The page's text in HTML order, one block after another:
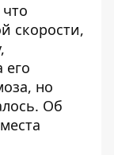
скорости,
его
но
Об